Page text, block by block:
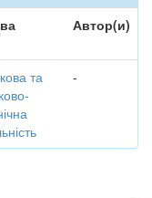
Автор(и)
та
-